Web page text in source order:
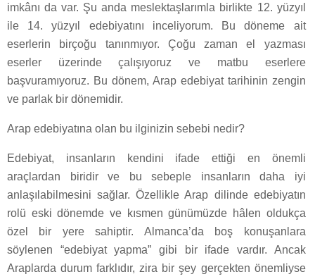
imkânı da var. Şu anda meslektaşlarımla birlikte 12. yüzyıl
ile 14. yüzyıl edebiyatını inceliyorum. Bu döneme ait
eserlerin birçoğu tanınmıyor. Çoğu zaman el yazması
eserler üzerinde çalışıyoruz ve matbu eserlere
başvuramıyoruz. Bu dönem, Arap edebiyat tarihinin zengin
ve parlak bir dönemidir.
Arap edebiyatına olan bu ilginizin sebebi nedir?
Edebiyat, insanların kendini ifade ettiği en önemli
araçlardan biridir ve bu sebeple insanların daha iyi
anlaşılabilmesini sağlar. Özellikle Arap dilinde edebiyatın
rolü eski dönemde ve kısmen günümüzde hâlen oldukça
özel bir yere sahiptir. Almanca’da boş konuşanlara
söylenen “edebiyat yapma” gibi bir ifade vardır. Ancak
Araplarda durum farklıdır, zira bir şey gerçekten önemliyse